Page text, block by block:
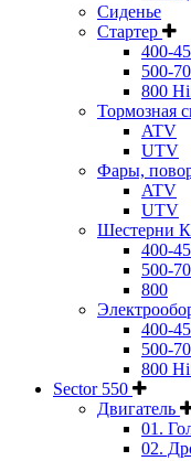
Сиденье
Стартер
400-
500-
800
Тормозная
ATV
UTV
Фары,
ATV
UTV
Шестерни
400-
500-
800
400-
500-
800
Sector 550
Двигатель
01.
02.